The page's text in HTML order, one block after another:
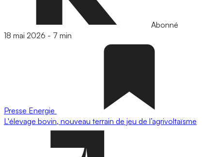
Abonné
18 mai 2026 - 7 min
Presse Energie
L'élevage bovin, nouveau terrain de jeu de l’agrivoltaïsme